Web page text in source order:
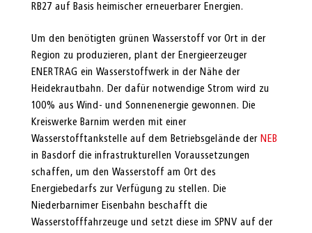
RB27 auf Basis heimischer erneuerbarer Energien.
Um den benötigten grünen Wasserstoff vor Ort in der
Region zu produzieren, plant der Energieerzeuger
ENERTRAG ein Wasserstoffwerk in der Nähe der
Heidekrautbahn. Der dafür notwendige Strom wird zu
100% aus Wind- und Sonnenenergie gewonnen. Die
Kreiswerke Barnim werden mit einer
Wasserstofftankstelle auf dem Betriebsgelände der NEB
in Basdorf die infrastrukturellen Voraussetzungen
schaffen, um den Wasserstoff am Ort des
Energiebedarfs zur Verfügung zu stellen. Die
Niederbarnimer Eisenbahn beschafft die
Wasserstofffahrzeuge und setzt diese im SPNV auf der